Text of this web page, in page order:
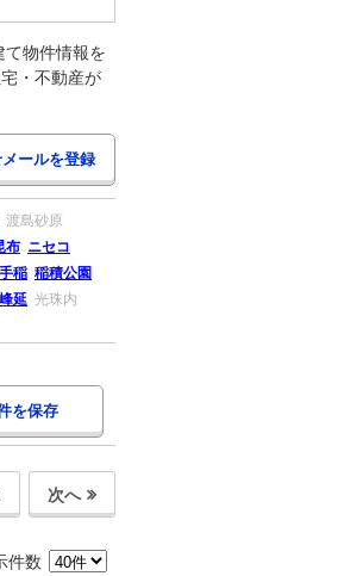
物件情報を
・不動産が
渡島砂原
布 ニセコ
手稲 稲積公園
峰延 光珠内
を保存
次へ
件数